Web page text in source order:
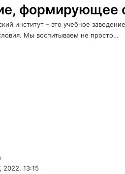
формирующее
институт – это учебное
Мы воспитываем не просто…
2022, 13:15